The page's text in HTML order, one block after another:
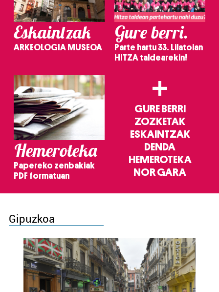
Eskaintzak
ARKEOLOGIA MUSEOA
Gure berri.
Parte hartu 33. Lilatoian
HITZA taldearekin!
Hemeroteka
Papereko zenbakiak
PDF formatuan
+
GURE BERRI
ZOZKETAK
ESKAINTZAK
DENDA
HEMEROTEKA
NOR GARA
Gipuzkoa